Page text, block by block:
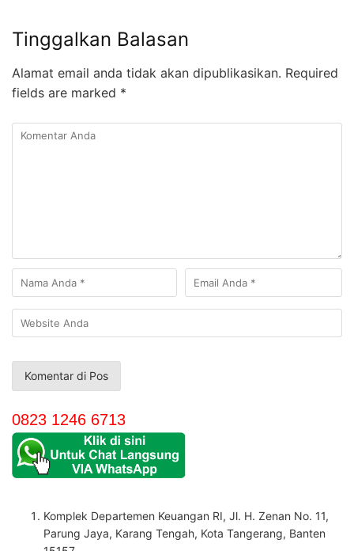
Tinggalkan Balasan
Alamat email anda tidak akan dipublikasikan. Required
fields are marked *
0823 1246 6713
Komplek Departemen Keuangan RI, Jl. H. Zenan No. 11,
Parung Jaya, Karang Tengah, Kota Tangerang, Banten